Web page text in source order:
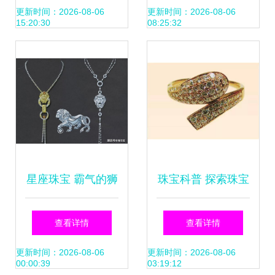
宝行业四大新趋
点强烈预示市场巨
变
更新时间：2026-08-06
15:20:30
璨明珠之巅的背后
更新时间：2026-08-06
08:25:32
星座珠宝 霸气的狮
子座珠宝——磅礴
大气的女性力量
查看详情
更新时间：2026-08-06
00:00:39
珠宝科普 探索珠宝
镶嵌工艺的独特魅
力与鉴别之道
查看详情
更新时间：2026-08-06
03:19:12